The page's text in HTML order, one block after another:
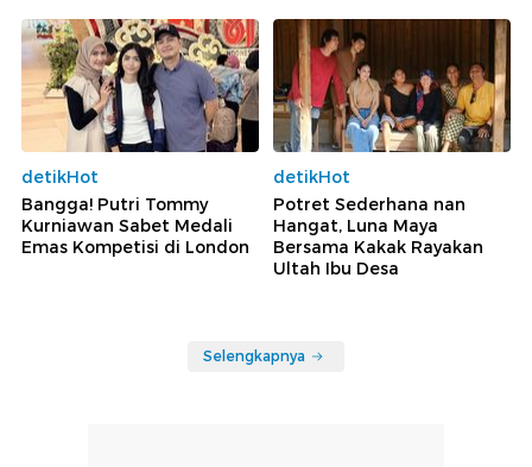
detikHot
Bangga! Putri Tommy
Kurniawan Sabet Medali
Emas Kompetisi di London
detikHot
Potret Sederhana nan
Hangat, Luna Maya
Bersama Kakak Rayakan
Ultah Ibu Desa
Selengkapnya